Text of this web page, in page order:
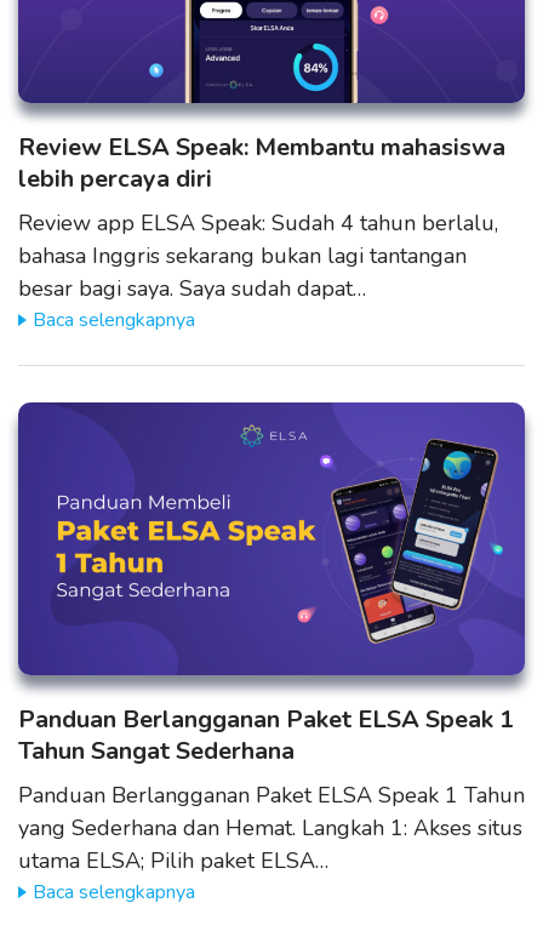
Review ELSA Speak: Membantu mahasiswa
lebih percaya diri
Review app ELSA Speak: Sudah 4 tahun berlalu,
bahasa Inggris sekarang bukan lagi tantangan
besar bagi saya. Saya sudah dapat…
Baca selengkapnya
Panduan Berlangganan Paket ELSA Speak 1
Tahun Sangat Sederhana
Panduan Berlangganan Paket ELSA Speak 1 Tahun
yang Sederhana dan Hemat. Langkah 1: Akses situs
utama ELSA; Pilih paket ELSA…
Baca selengkapnya